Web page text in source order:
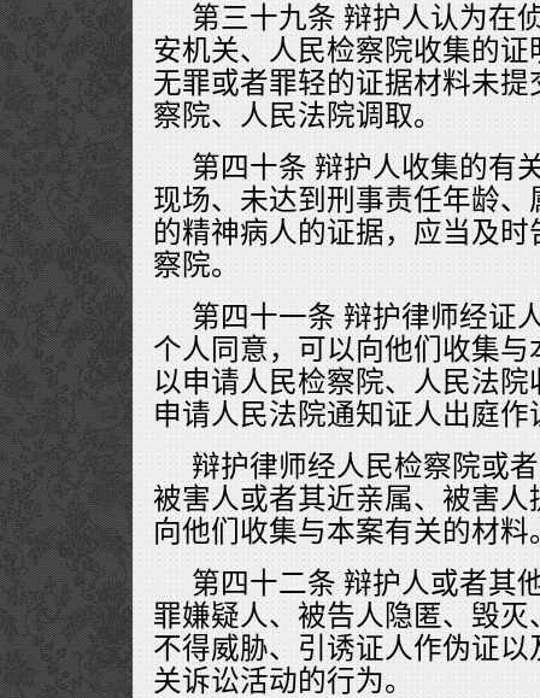
第三十九条 辩护人认为在
安机关、人民检察院收集的
无罪或者罪轻的证据材料未
察院、人民法院调取。
第四十条 辩护人收集的有
现场、未达到刑事责任年龄
的精神病人的证据，应当及
察院。
第四十一条 辩护律师经证
个人同意，可以向他们收集
以申请人民检察院、人民法
申请人民法院通知证人出庭作
辩护律师经人民检察院或
被害人或者其近亲属、被害
向他们收集与本案有关的材料
第四十二条 辩护人或者其
罪嫌疑人、被告人隐匿、毁
不得威胁、引诱证人作伪证
关诉讼活动的行为。